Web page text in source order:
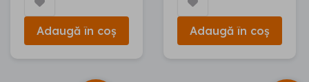
Adaugă în coș Adaugă în coș